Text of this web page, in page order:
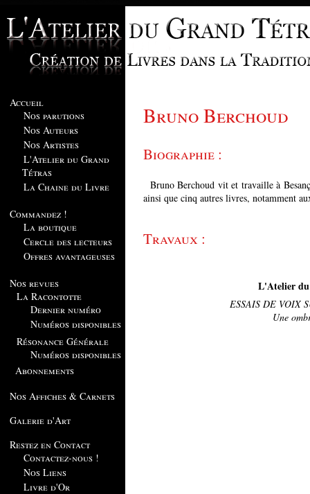
Accueil
Nos parutions
Nos Auteurs
Nos Artistes
L'Atelier du Grand
Tétras
La Chaine du Livre
Commandez !
La boutique
Cercle des lecteurs
Offres avantageuses
Nos revues
La Racontotte
Dernier numéro
Numéros disponibles
Résonance Générale
Numéros disponibles
Abonnements
Nos Affiches & Carnets
Galerie d'Art
Restez en Contact
Contactez-nous !
Nos Liens
Livre d'Or
Bruno Berchoud
Biographie :
Bruno Berchoud vit et travaille à
ainsi que cinq autres livres, notamment
Travaux :
L'Atelier
ESSAIS DE VOIX
Une